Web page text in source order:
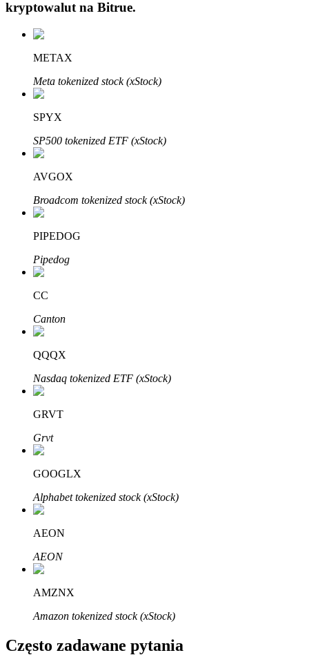
Automatyczna inwestycja
Zdobądź długoterminowy zysk i elastyczne zainteresowania
Naucz się stakingu
Afiliaci Bitrue
Aż do 65% prowizji!
kryptowalut na Bitrue.
METAX
Meta tokenized stock (xStock)
SPYX
SP500 tokenized ETF (xStock)
AVGOX
Broadcom tokenized stock (xStock)
PIPEDOG
Pipedog
CC
Canton
QQQX
Nasdaq tokenized ETF (xStock)
GRVT
Grvt
GOOGLX
Alphabet tokenized stock (xStock)
AEON
AEON
AMZNX
Amazon tokenized stock (xStock)
Często zadawane pytania